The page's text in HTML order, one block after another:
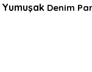
Yumuşak Denim